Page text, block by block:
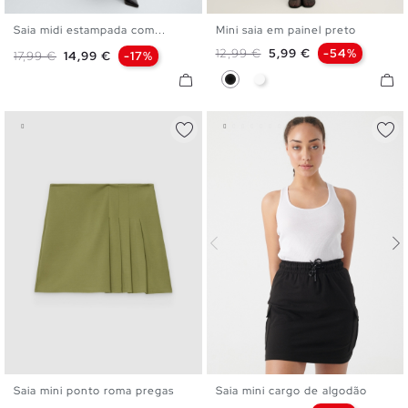
M
Saia midi estampada com...
Preço normal
17,99 € Preço
14,99 € -17%
M
Mini saia em painel preto
Preço normal
12,99 € Preço
5,99 € -54%
Preto
XS
Saia mini ponto roma pregas
M L XL
Saia mini cargo de algodão